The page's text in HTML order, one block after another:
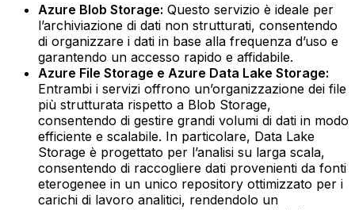
Azure Blob Storage: Questo servizio è ideale per
l’archiviazione di dati non strutturati, consentendo
di organizzare i dati in base alla frequenza d’uso e
garantendo un accesso rapido e affidabile.‍
Azure File Storage e Azure Data Lake Storage:
Entrambi i servizi offrono un’organizzazione dei file
più strutturata rispetto a Blob Storage,
consentendo di gestire grandi volumi di dati in modo
efficiente e scalabile. In particolare, Data Lake
Storage è progettato per l’analisi su larga scala,
consentendo di raccogliere dati provenienti da fonti
eterogenee in un unico repository ottimizzato per i
carichi di lavoro analitici, rendendolo un